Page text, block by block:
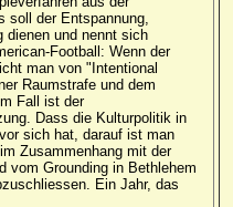
soll der Entspannung,
dienen und nennt sich
Football: Wenn der
man von "Intentional
Raumstrafe und dem
Fall ist der
Dass die Kulturpolitik in
sich hat, darauf ist man
Zusammenhang mit der
vom Grounding in Bethlehem
Ein Jahr, das